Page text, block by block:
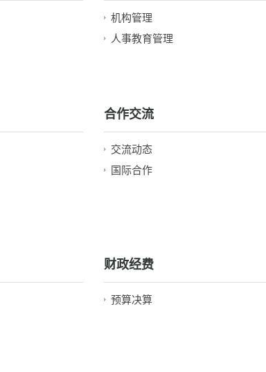
机构管理
人事教育管理
合作交流
交流动态
国际合作
财政经费
预算决算